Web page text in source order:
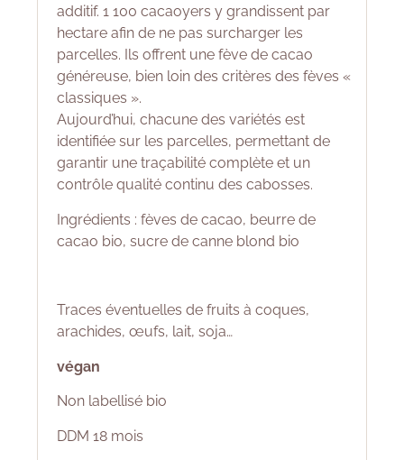
additif. 1 100 cacaoyers y grandissent par
hectare afin de ne pas surcharger les
parcelles. Ils offrent une fève de cacao
généreuse, bien loin des critères des fèves «
classiques ».
Aujourd’hui, chacune des variétés est
identifiée sur les parcelles, permettant de
garantir une traçabilité complète et un
contrôle qualité continu des cabosses.
Ingrédients : fèves de cacao, beurre de
cacao bio, sucre de canne blond bio
Traces éventuelles de fruits à coques,
arachides, œufs, lait, soja…
végan
Non labellisé bio
DDM 18 mois